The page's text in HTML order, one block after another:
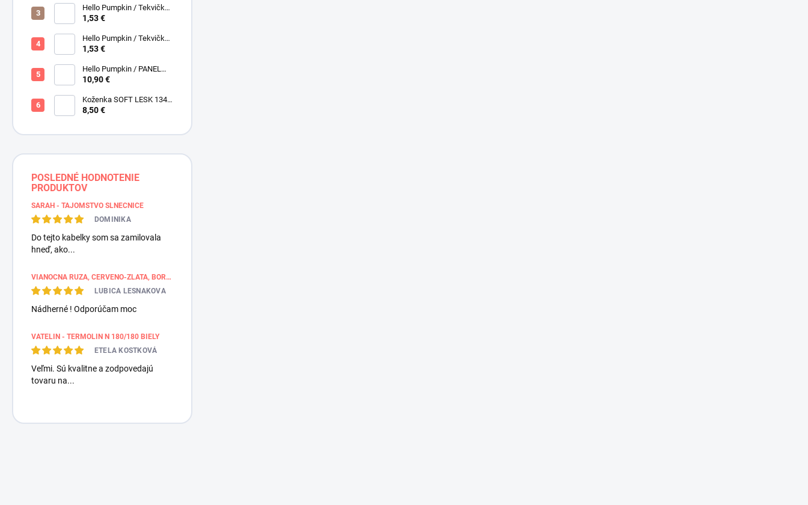
Hello Pumpkin / Tekvičky /
Hnedá tmavá / Brown /
1,53 €
Hello Pumpkin / Tekvičky -
Oriešky / Taupe / Hnedá /
1,53 €
Hello Pumpkin / PANEL
veľký / Henry Glass
10,90 €
Koženka SOFT LESK 134
ZLATOBYĽ, žltá - zlatá,
8,50 €
POSLEDNÉ HODNOTENIE
PRODUKTOV
SARAH - TAJOMSTVO SLNEČNICE
DOMINIKA
Do tejto kabelky som sa zamilovala
hneď, ako...
VIANOČNÁ RUŽA, ČERVENO-ZLATÁ, BORDÚROVÉ PÁSY
LUBICA LESNAKOVA
Nádherné ! Odporúčam moc
VATELIN - TERMOLIN N 180/180 BIELY
ETELA KOSTKOVÁ
Veľmi. Sú kvalitne a zodpovedajú
tovaru na...